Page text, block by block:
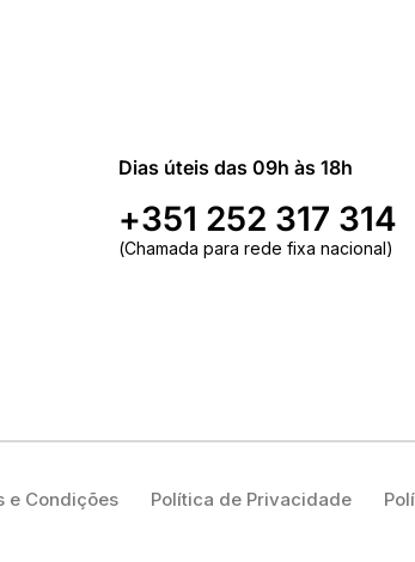
Dias úteis das 09h às 18h
+351 252 317 314
(Chamada para rede fixa nacional)
e Condições Política de Privacidade